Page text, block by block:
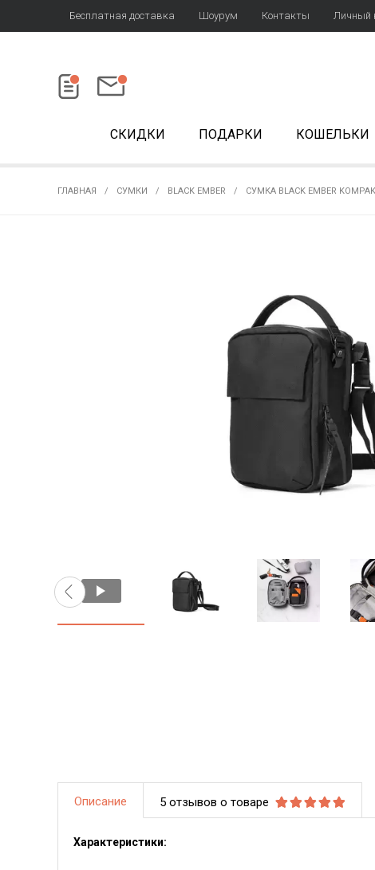
Бесплатная доставка Шоурум Контакты Личный
СКИДКИ ПОДАРКИ КОШЕЛЬКИ
ГЛАВНАЯ СУМКИ BLACK EMBER СУМКА BLACK EMBER
Описание 5 отзывов о товаре
Характеристики: